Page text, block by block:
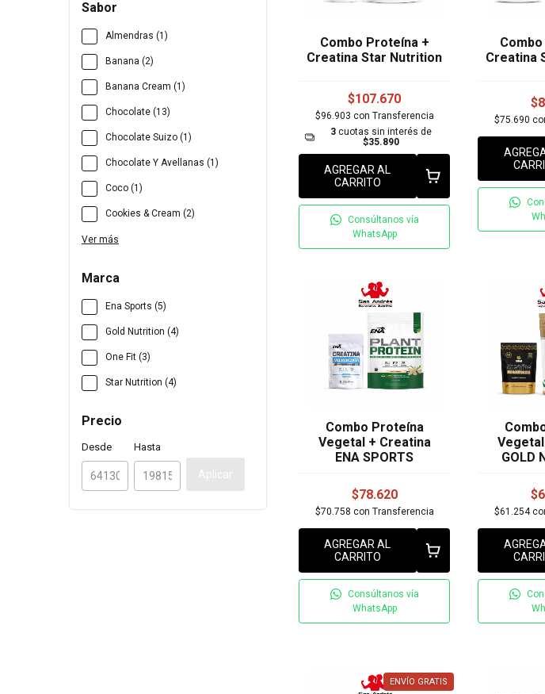
Sabor
Almendras (1)
Banana (2)
Banana Cream (1)
Chocolate (13)
Chocolate Suizo (1)
Chocolate Y Avellanas (1)
Coco (1)
Cookies & Cream (2)
Ver más
Marca
Ena Sports (5)
Gold Nutrition (4)
One Fit (3)
Star Nutrition (4)
Precio
Desde Hasta
Aplicar
Combo Proteína +
Creatina Star Nutrition
$107.670
$96.903 con Transferencia
3 cuotas sin interés de
$35.890
AGREGAR AL
CARRITO
Consúltanos vía
WhatsApp
Creatina
$75.690
Combo Proteína
Vegetal + Creatina
ENA SPORTS
$78.620
$70.758 con Transferencia
AGREGAR AL
CARRITO
Consúltanos vía
WhatsApp
GOLD
$61.254
ENVÍO GRATIS